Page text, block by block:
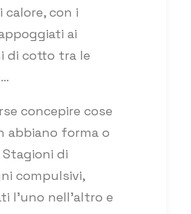
calore, con i
ai
di cotto tra le
concepire cose
abbiano forma o
di
compulsivi,
l’uno nell’altro e